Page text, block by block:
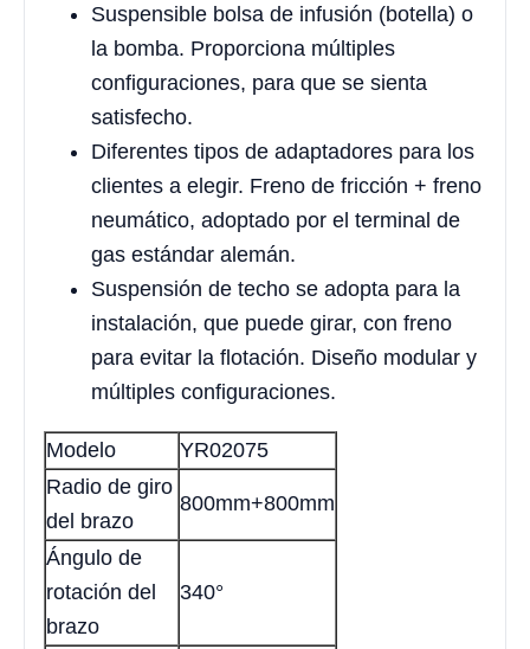
Suspensible bolsa de infusión (botella) o
la bomba. Proporciona múltiples
configuraciones, para que se sienta
satisfecho.
Diferentes tipos de adaptadores para los
clientes a elegir. Freno de fricción + freno
neumático, adoptado por el terminal de
gas estándar alemán.
Suspensión de techo se adopta para la
instalación, que puede girar, con freno
para evitar la flotación. Diseño modular y
múltiples configuraciones.
Modelo
YR02075
Radio de giro
del brazo
800mm+800mm
Ángulo de
rotación del
brazo
340°